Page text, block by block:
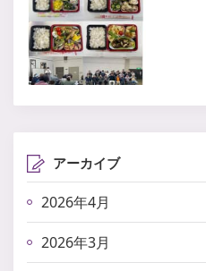
アーカイブ
2026年4月
2026年3月